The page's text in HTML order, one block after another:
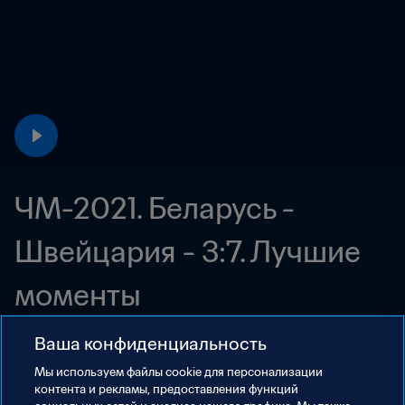
ЧМ-2021. Беларусь -
Швейцария - 3:7. Лучшие
моменты
22 авг. 2021 г.
Ваша конфиденциальность
Мы используем файлы сookie для персонализации
контента и рекламы, предоставления функций